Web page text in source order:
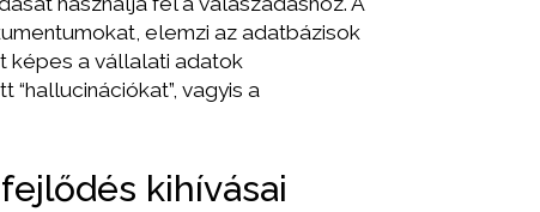
elemzi az adatbázisok
képes a vállalati adatok
vagyis a
kihívásai